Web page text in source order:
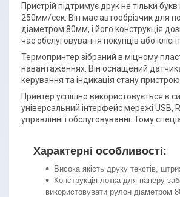
Пристрій підтримує друк не тільки
250мм/сек. Він має автообрізчик для
діаметром 80мм, і його конструкція
час обслуговування покупців або
Термопринтер зібраний в міцному
навантаженнях. Він оснащений
керування та індикація стану пристрою.
Принтер успішно використовується в
універсальний інтерфейс мережі
управлінні і обслуговуванні. Тому
Характерні особливості:
Висока якість друку текстів,
Конструкція лотка для паперу
використовувати рулон діаметром